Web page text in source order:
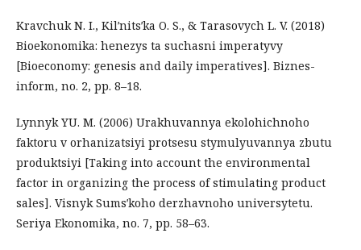
Kravchuk N. I., Kilʹnitsʹka O. S., & Tarasovych L. V. (2018)
Bioekonomika: henezys ta suchasni imperatyvy
[Bioeconomy: genesis and daily imperatives]. Biznes-
inform, no. 2, pp. 8–18.
Lynnyk YU. M. (2006) Urakhuvannya ekolohichnoho
faktoru v orhanizatsiyi protsesu stymulyuvannya zbutu
produktsiyi [Taking into account the environmental
factor in organizing the process of stimulating product
sales]. Visnyk Sumsʹkoho derzhavnoho universytetu.
Seriya Ekonomika, no. 7, pp. 58–63.